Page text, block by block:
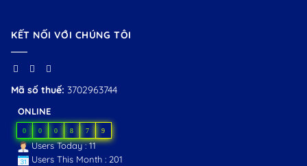
KẾT NỐI VỚI CHÚNG TÔI
Mã số thuế: 3702963744
ONLINE
0 0 0 8 7 9
Users Today : 11
Users This Month : 201